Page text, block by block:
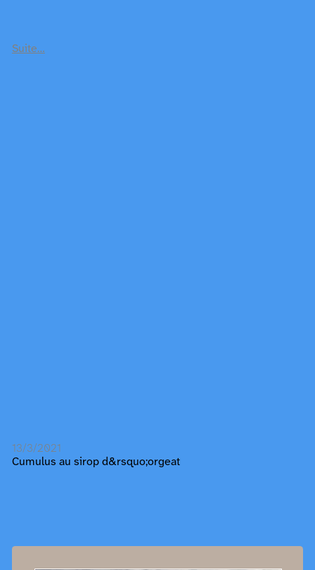
Suite…
13/3/2021
Cumulus au sirop d&rsquo;orgeat